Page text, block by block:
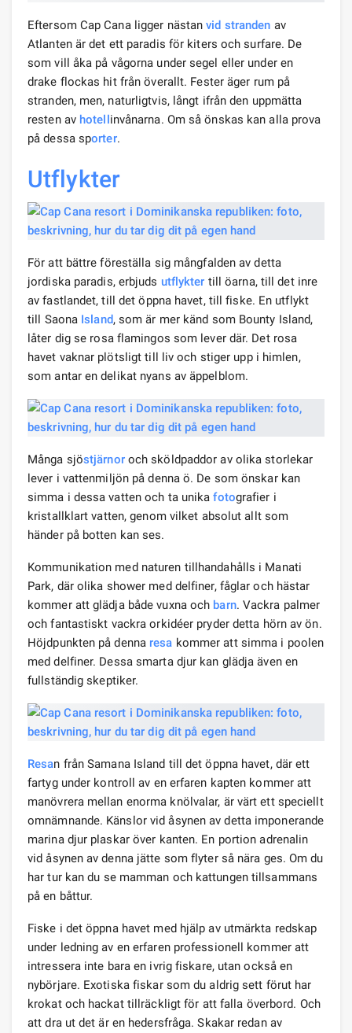
Eftersom Cap Cana ligger nästanvid stranden av
Atlanten är det ett paradis för kiters och surfare. De
som vill åka på vågorna under segel eller under en
drake flockas hit från överallt. Fester äger rum på
stranden, men, naturligtvis, långt ifrån den uppmätta
resten av hotellinvånarna. Om så önskas kan alla prova
på dessa sporter.
Utflykter
För att bättre föreställa sig mångfalden av detta
jordiska paradis, erbjuds utflykter till öarna, till det inre
av fastlandet, till det öppna havet, till fiske. En utflykt
till Saona Island, som är mer känd som Bounty Island,
låter dig se rosa flamingos som lever där. Det rosa
havet vaknar plötsligt till liv och stiger upp i himlen,
som antar en delikat nyans av äppelblom.
Många sjöstjärnoroch sköldpaddor av olika storlekar
lever i vattenmiljön på denna ö. De som önskar kan
simma i dessa vatten och ta unikafotografier i
kristallklart vatten, genom vilket absolut allt som
händer på botten kan ses.
Kommunikation med naturen tillhandahålls i Manati
Park, där olika shower med delfiner, fåglar och hästar
kommer att glädja både vuxna och barn. Vackra palmer
och fantastiskt vackra orkidéer pryder detta hörn av ön.
Höjdpunkten på denna resa kommer att simma i poolen
med delfiner. Dessa smarta djur kan glädja även en
fullständig skeptiker.
Resan från Samana Island till det öppna havet, där ett
fartyg under kontroll av en erfaren kapten kommer att
manövrera mellan enorma knölvalar, är värt ett speciellt
omnämnande. Känslor vid åsynen av detta imponerande
marina djur plaskar över kanten. En portion adrenalin
vid åsynen av denna jätte som flyter så nära ges. Om du
har tur kan du se mamman och kattungen tillsammans
på en båttur.
Fiske i det öppna havet med hjälp av utmärkta redskap
under ledning av en erfaren professionell kommer att
intressera inte bara en ivrig fiskare, utan också en
nybörjare. Exotiska fiskar som du aldrig sett förut har
krokat och hackat tillräckligt för att falla överbord. Och
att dra ut det är en hedersfråga. Skakar redan av